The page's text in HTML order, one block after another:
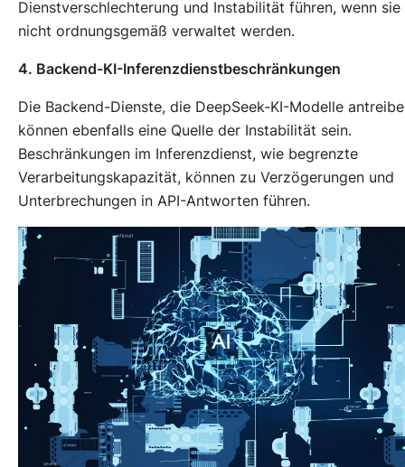
Dienstverschlechterung und Instabilität führen, wenn sie
nicht ordnungsgemäß verwaltet werden.
4. Backend-KI-Inferenzdienstbeschränkungen
Die Backend-Dienste, die DeepSeek-KI-Modelle
können ebenfalls eine Quelle der Instabilität sein.
Beschränkungen im Inferenzdienst, wie begrenzte
Verarbeitungskapazität, können zu Verzögerungen und
Unterbrechungen in API-Antworten führen.